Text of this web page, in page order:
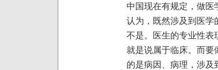
中国现在有规定，做
认为，既然涉及到医学
不是。医生的专业性表
就是说属于临床。而
的是病因、病理，涉